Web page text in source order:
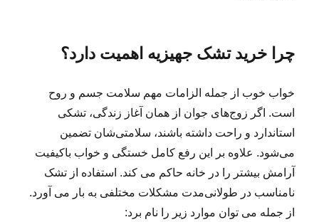
چرا خرید تشک جهیزیه اهمیت دارد؟
خواب خوب از جمله الزامات مهم سلامت جسم و روح
است. اگر زوج‌های جوان از همان آغاز زندگی، تشکی
استاندارد و راحت داشته باشند، سلامتی‌شان تضمین
می‌شود. علاوه بر این رفع کامل خستگی و خواب باکیفیت
آرامش بیشتر را در خانه حاکم می کند. استفاده از تشک
نامناسب در طولانی‌مدت مشکلات مختلفی به بار می آورد.
از جمله می توان موارد زیر را نام برد: